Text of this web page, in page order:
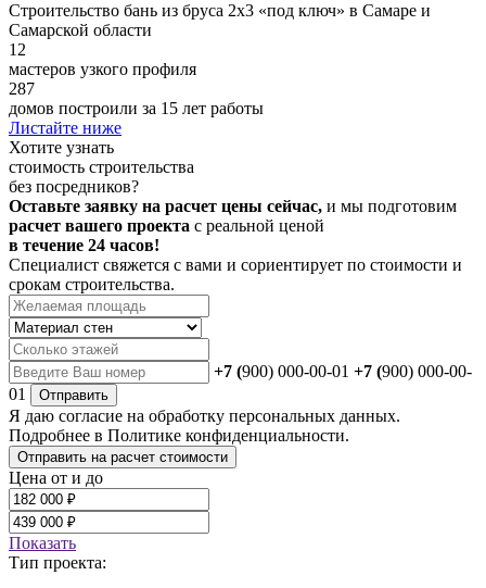
Строительство бань из бруса 2х3 «под ключ» в Самаре и
Самарской области
12
мастеров узкого профиля
287
домов построили за 15 лет работы
Листайте ниже
Хотите узнать
стоимость строительства
без посредников?
Оставьте заявку на расчет цены сейчас, и мы подготовим
расчет вашего проекта с реальной ценой
в течение 24 часов!
Специалист свяжется с вами и сориентирует по стоимости и
срокам строительства.
+7 (900) 000-00-01 +7 (900) 000-00-
01
Отправить
Я даю согласие на обработку персональных данных.
Подробнее в Политике конфиденциальности.
Отправить на расчет стоимости
Цена от и до
Показать
Тип проекта: